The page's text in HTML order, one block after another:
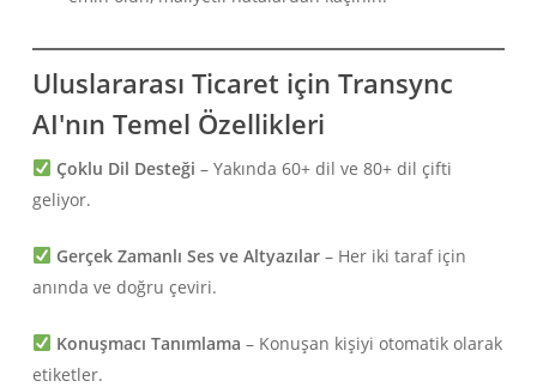
Uluslararası Ticaret için Transync
AI'nın Temel Özellikleri
Çoklu Dil Desteği – Yakında 60+ dil ve 80+ dil çifti
geliyor.
Gerçek Zamanlı Ses ve Altyazılar– Her iki taraf için
anında ve doğru çeviri.
Konuşmacı Tanımlama – Konuşan kişiyi otomatik olarak
etiketler.